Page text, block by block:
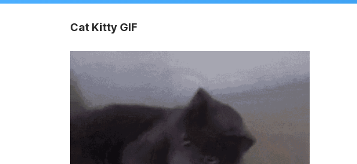
Cat Kitty GIF